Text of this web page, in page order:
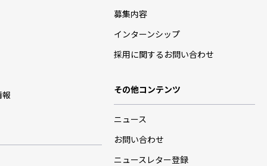
募集内容
インターンシップ
採用に関するお問い合わせ
その他コンテンツ
ニュース
お問い合わせ
ニュースレター登録